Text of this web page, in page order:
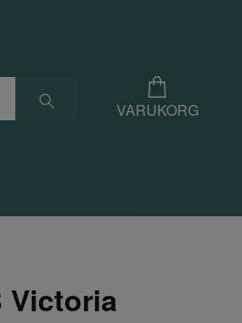
VARUKORG
Victoria